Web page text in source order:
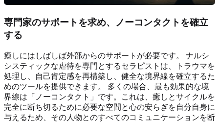
専門家のサポートを求め、ノーコンタクトを確立
する
癒しにはしばしば外部からのサポートが必要です。 ナルシ
システィックな虐待を専門とするセラピストは、トラウマを
処理し、自己肯定感を再構築し、健全な境界線を確立するた
めのツールを提供できます。 多くの場合、最も効果的な境
界線は「ノーコンタクト」です。これは、癒しとサイクルを
完全に断ち切るために必要な空間と心の安らぎを自分自身に
与えるため、その人物とのすべてのコミュニケーションを断